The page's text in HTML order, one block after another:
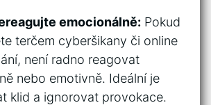
emocionálně: Pokud
terčem cyberšikany či online
není radno reagovat
nebo emotivně. Ideální je
klid a ignorovat provokace.